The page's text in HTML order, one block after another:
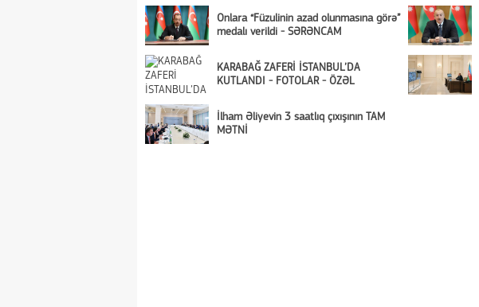
Onlara “Füzulinin azad olunmasına görə”
medalı verildi - SƏRƏNCAM
KARABAĞ ZAFERİ İSTANBUL’DA
KUTLANDI - FOTOLAR - ÖZƏL
İlham Əliyevin 3 saatlıq çıxışının TAM
MƏTNİ